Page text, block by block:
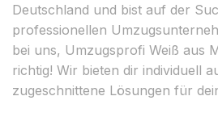
Deutschland und bist auf der
professionellen
bei uns, Umzugsprofi Weiß aus
richtig! Wir bieten dir individuell
zugeschnittene Lösungen für